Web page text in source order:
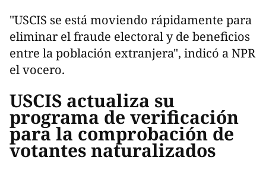
"USCIS se está moviendo rápidamente para
eliminar el fraude electoral y de beneficios
entre la población extranjera", indicó a NPR
el vocero.
USCIS actualiza su
programa de verificación
para la comprobación de
votantes naturalizados